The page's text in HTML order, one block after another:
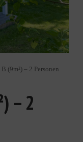
(9m²) – 2 Personen
– 2